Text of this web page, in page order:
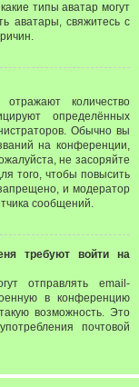
типы аватар могут
аватары, свяжитесь с
количество
определённых
Обычно вы
на конференции,
не засоряйте
того, чтобы повысить
и модератор
сообщений.
требуют войти на
отправлять email-
в конференцию
возможность. Это
почтовой